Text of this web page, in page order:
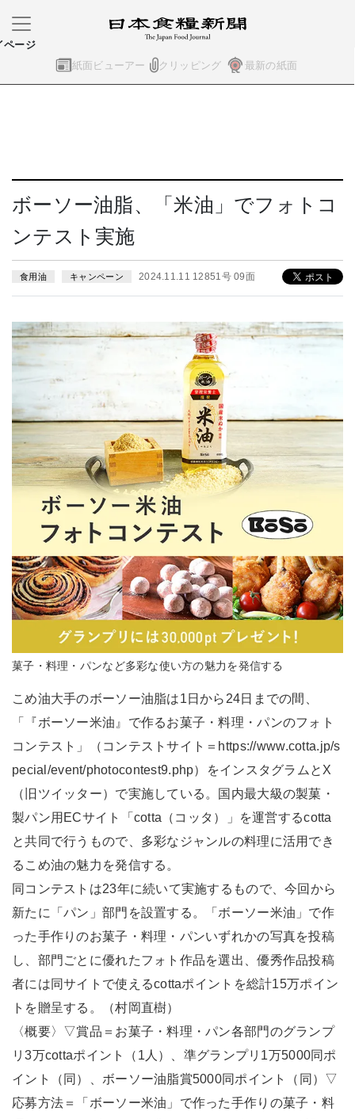
紙面ビューアー クリッピング 最新の紙面
ページ
ボーソー油脂、「米油」でフォトコ
ンテスト実施
食用油 キャンペーン 2024.11.11 12851号 09面
菓子・料理・パンなど多彩な使い方の魅力を発信する
こめ油大手のボーソー油脂は1日から24日までの間、
「『ボーソー米油』で作るお菓子・料理・パンのフォト
コンテスト」（コンテストサイト＝https://www.cotta.jp/s
pecial/event/photocontest9.php）をインスタグラムとX
（旧ツイッター）で実施している。国内最大級の製菓・
製パン用ECサイト「cotta（コッタ）」を運営するcotta
と共同で行うもので、多彩なジャンルの料理に活用でき
るこめ油の魅力を発信する。
同コンテストは23年に続いて実施するもので、今回から
新たに「パン」部門を設置する。「ボーソー米油」で作
った手作りのお菓子・料理・パンいずれかの写真を投稿
し、部門ごとに優れたフォト作品を選出、優秀作品投稿
者には同サイトで使えるcottaポイントを総計15万ポイン
トを贈呈する。（村岡直樹）
〈概要〉▽賞品＝お菓子・料理・パン各部門のグランプ
リ3万cottaポイント（1人）、準グランプリ1万5000同ポ
イント（同）、ボーソー油脂賞5000同ポイント（同）▽
応募方法＝「ボーソー米油」で作った手作りの菓子・料